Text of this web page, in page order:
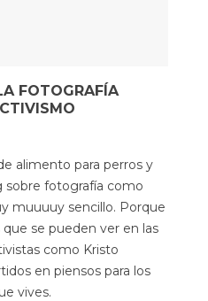
FOTOGRAFÍA
alimento para perros y
sobre fotografía como
muuuuy sencillo. Porque
se pueden ver en las
como Kristo
en piensos para los
vives.